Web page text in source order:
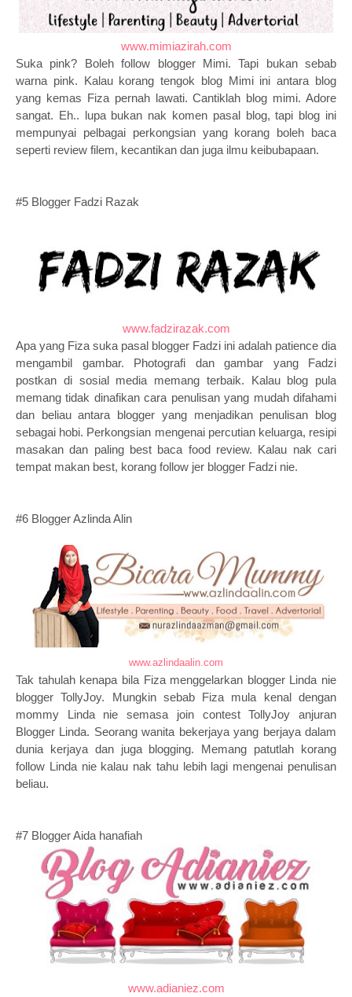
www.mimiazirah.com
Suka pink? Boleh follow blogger Mimi. Tapi bukan sebab
warna pink. Kalau korang tengok blog Mimi ini antara blog
yang kemas Fiza pernah lawati. Cantiklah blog mimi. Adore
sangat. Eh.. lupa bukan nak komen pasal blog, tapi blog ini
mempunyai pelbagai perkongsian yang korang boleh baca
seperti review filem, kecantikan dan juga ilmu keibubapaan.
#5 Blogger Fadzi Razak
www.fadzirazak.com
Apa yang Fiza suka pasal blogger Fadzi ini adalah patience dia
mengambil gambar. Photografi dan gambar yang Fadzi
postkan di sosial media memang terbaik. Kalau blog pula
memang tidak dinafikan cara penulisan yang mudah difahami
dan beliau antara blogger yang menjadikan penulisan blog
sebagai hobi. Perkongsian mengenai percutian keluarga, resipi
masakan dan paling best baca food review. Kalau nak cari
tempat makan best, korang follow jer blogger Fadzi nie.
#6 Blogger Azlinda Alin
www.azlindaalin.com
Tak tahulah kenapa bila Fiza menggelarkan blogger Linda nie
blogger TollyJoy. Mungkin sebab Fiza mula kenal dengan
mommy Linda nie semasa join contest TollyJoy anjuran
Blogger Linda. Seorang wanita bekerjaya yang berjaya dalam
dunia kerjaya dan juga blogging. Memang patutlah korang
follow Linda nie kalau nak tahu lebih lagi mengenai penulisan
beliau.
#7 Blogger Aida hanafiah
www.adianiez.com